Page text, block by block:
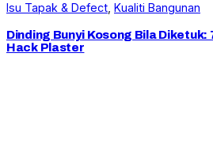
Isu Tapak & Defect, Kualiti Bangunan
Dinding Bunyi Kosong Bila Diketuk:
Hack Plaster